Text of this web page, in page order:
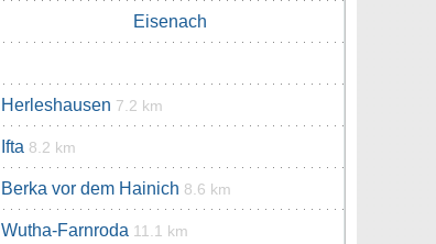
Eisenach
Herleshausen 7.2 km
Ifta 8.2 km
Berka vor dem Hainich 8.6 km
Wutha-Farnroda 11.1 km